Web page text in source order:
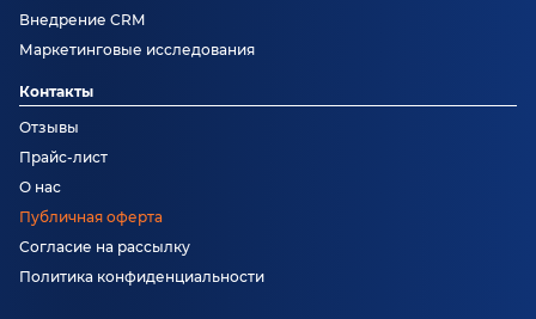
Внедрение CRM
Маркетинговые исследования
Контакты
Отзывы
Прайс-лист
О нас
Публичная оферта
Согласие на рассылку
Политика конфиденциальности